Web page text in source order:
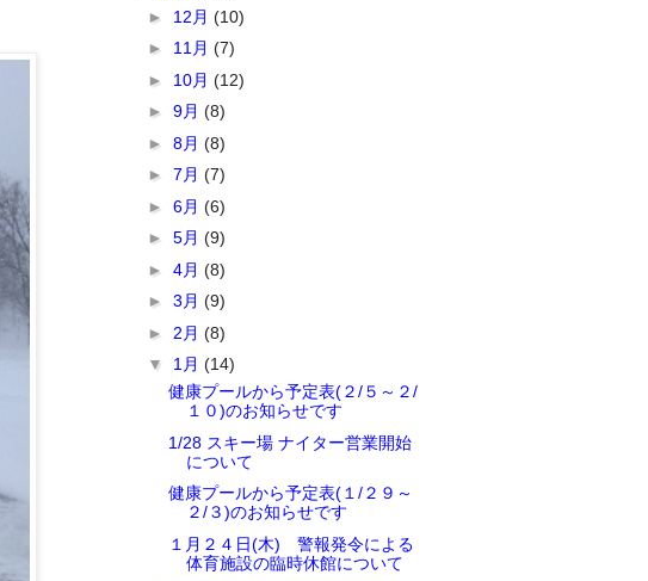
► 12月 (10)
► 11月 (7)
► 10月 (12)
► 9月 (8)
► 8月 (8)
► 7月 (7)
► 6月 (6)
► 5月 (9)
► 4月 (8)
► 3月 (9)
► 2月 (8)
▼ 1月 (14)
健康プールから予定表(２/５～２/
１０)のお知らせです
1/28 スキー場 ナイター営業開始
について
健康プールから予定表(１/２９～
２/３)のお知らせです
１月２４日(木) 警報発令による
体育施設の臨時休館について